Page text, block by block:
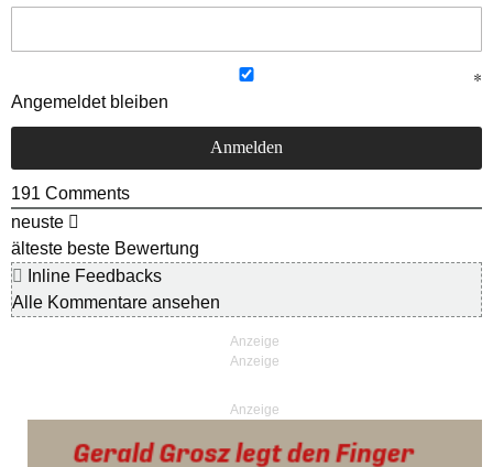
Angemeldet bleiben
191 Comments
neuste
älteste beste Bewertung
Inline Feedbacks
Alle Kommentare ansehen
Anzeige